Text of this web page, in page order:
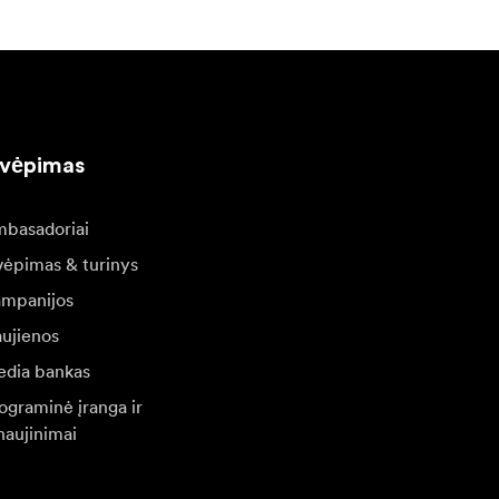
& turinys
bankas
įranga ir